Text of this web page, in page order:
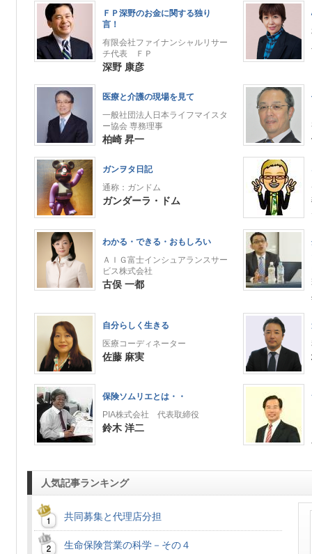
ＦＰ深野のお金に関する独り
言！
有限会社ファイナンシャルリサー
チ代表 ＦＰ
深野 康彦
医療と介護の現場を見て
一般社団法人日本ライフマイスタ
ー協会 専務理事
柏崎 昇一
ガンヲタ日記
通称：ガンドム
ガンダーラ・ドム
わかる・できる・おもしろい
ＡＩＧ富士インシュアランスサー
ビス株式会社
古俣 一都
自分らしく生きる
医療コーディネーター
佐藤 麻実
保険ソムリエとは・・
PIA株式会社 代表取締役
鈴木 洋二
人気記事ランキング
共同募集と代理店分担
生命保険営業の科学－その４